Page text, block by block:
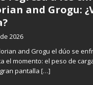
and Grogu:
2026
and Grogu el dúo se
el momento: el peso de
pantalla […]